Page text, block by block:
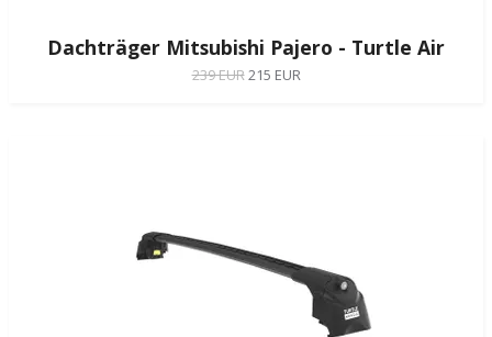
Dachträger Mitsubishi Pajero - Turtle Air
239 EUR215 EUR